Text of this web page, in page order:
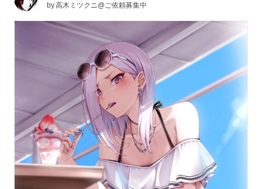
by高木ミツクニ@ご依頼募集中